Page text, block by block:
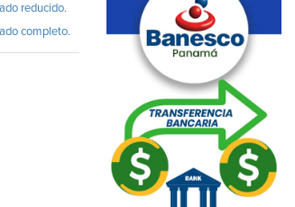
reducido.
completo.